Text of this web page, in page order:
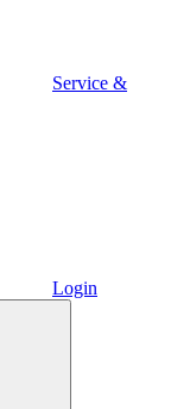
Service &
Login